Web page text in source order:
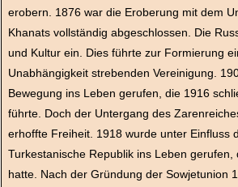
erobern. 1876 war die Eroberung mit dem
Khanats vollständig abgeschlossen. Die
und Kultur ein. Dies führte zur Formierung
Unabhängigkeit strebenden Vereinigung.
Bewegung ins Leben gerufen, die 1916
führte. Doch der Untergang des
erhoffte Freiheit. 1918 wurde unter Einfluss
Turkestanische Republik ins Leben gerufen,
hatte. Nach der Gründung der Sowjetunion